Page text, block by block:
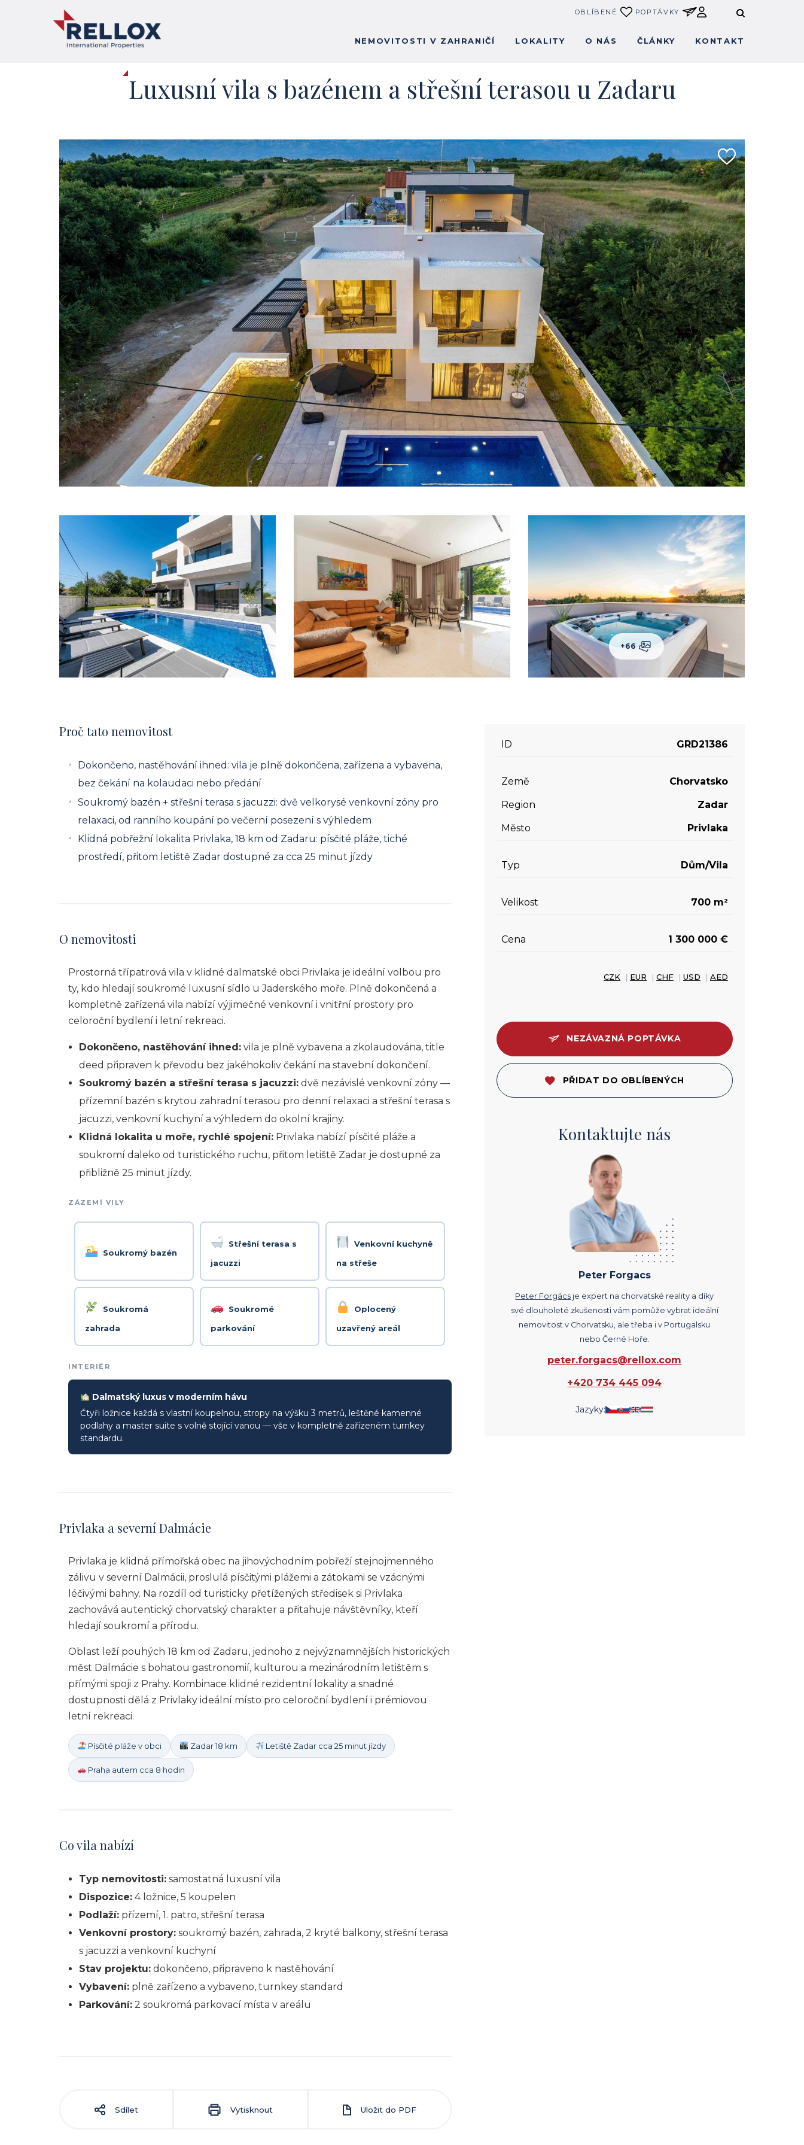
OBLÍBENÉ POPTÁVKY
NEMOVITOSTI V ZAHRANIČÍ LOKALITY O NÁS ČLÁNKY KONTAKT
Luxusní vila s bazénem a střešní terasou u Zadaru
+66
Proč tato nemovitost
Dokončeno, nastěhování ihned: vila je plně dokončena, zařízena a vybavena,
bez čekání na kolaudaci nebo předání
Soukromý bazén + střešní terasa s jacuzzi: dvě velkorysé venkovní zóny pro
relaxaci, od ranního koupání po večerní posezení s výhledem
Klidná pobřežní lokalita Privlaka, 18 km od Zadaru: písčité pláže, tiché
prostředí, přitom letiště Zadar dostupné za cca 25 minut jízdy
O nemovitosti
Prostorná třípatrová vila v klidné dalmatské obci Privlaka je ideální volbou pro
ty, kdo hledají soukromé luxusní sídlo u Jaderského moře. Plně dokončená a
kompletně zařízená vila nabízí výjimečné venkovní i vnitřní prostory pro
celoroční bydlení i letní rekreaci.
Dokončeno, nastěhování ihned: vila je plně vybavena a zkolaudována, title
deed připraven k převodu bez jakéhokoliv čekání na stavební dokončení.
Soukromý bazén a střešní terasa s jacuzzi: dvě nezávislé venkovní zóny —
přízemní bazén s krytou zahradní terasou pro denní relaxaci a střešní terasa s
jacuzzi, venkovní kuchyní a výhledem do okolní krajiny.
Klidná lokalita u moře, rychlé spojení: Privlaka nabízí písčité pláže a
soukromí daleko od turistického ruchu, přitom letiště Zadar je dostupné za
přibližně 25 minut jízdy.
ZÁZEMÍ VILY
Soukromý bazén
Střešní terasa s
jacuzzi
Venkovní kuchyně
na střeše
Soukromá
zahrada
Soukromé
parkování
Oplocený
uzavřený areál
INTERIÉR
Dalmatský luxus v moderním hávu
Čtyři ložnice každá s vlastní koupelnou, stropy na výšku 3 metrů, leštěné kamenné
podlahy a master suite s volně stojící vanou — vše v kompletně zařízeném turnkey
standardu.
Privlaka a severní Dalmácie
Privlaka je klidná přímořská obec na jihovýchodním pobřeží stejnojmenného
zálivu v severní Dalmácii, proslulá písčitými plážemi a zátokami se vzácnými
léčivými bahny. Na rozdíl od turisticky přetížených středisek si Privlaka
zachovává autentický chorvatský charakter a přitahuje návštěvníky, kteří
hledají soukromí a přírodu.
Oblast leží pouhých 18 km od Zadaru, jednoho z nejvýznamnějších historických
měst Dalmácie s bohatou gastronomií, kulturou a mezinárodním letištěm s
přímými spoji z Prahy. Kombinace klidné rezidentní lokality a snadné
dostupnosti dělá z Privlaky ideální místo pro celoroční bydlení i prémiovou
letní rekreaci.
Písčité pláže v obci Zadar 18 km Letiště Zadar cca 25 minut jízdy
Praha autem cca 8 hodin
Co vila nabízí
Typ nemovitosti: samostatná luxusní vila
Dispozice: 4 ložnice, 5 koupelen
Podlaží: přízemí, 1. patro, střešní terasa
Venkovní prostory: soukromý bazén, zahrada, 2 kryté balkony, střešní terasa
s jacuzzi a venkovní kuchyní
Stav projektu: dokončeno, připraveno k nastěhování
Vybavení: plně zařízeno a vybaveno, turnkey standard
Parkování: 2 soukromá parkovací místa v areálu
Sdílet Vytisknout Uložit do PDF
ID GRD21386
Země Chorvatsko
Region Zadar
Město Privlaka
Typ Dům/Vila
Velikost 700 m2
Cena 1 300 000 €
CZK| EUR | CHF| USD | AED
NEZÁVAZNÁ POPTÁVKA
PŘIDAT DO OBLÍBENÝCH
Kontaktujte nás
Peter Forgacs
Peter Forgács je expert na chorvatské reality a díky
své dlouholeté zkušenosti vám pomůže vybrat ideální
nemovitost v Chorvatsku, ale třeba i v Portugalsku
nebo Černé Hoře.
peter.forgacs@rellox.com
+420 734 445 094
Jazyky: